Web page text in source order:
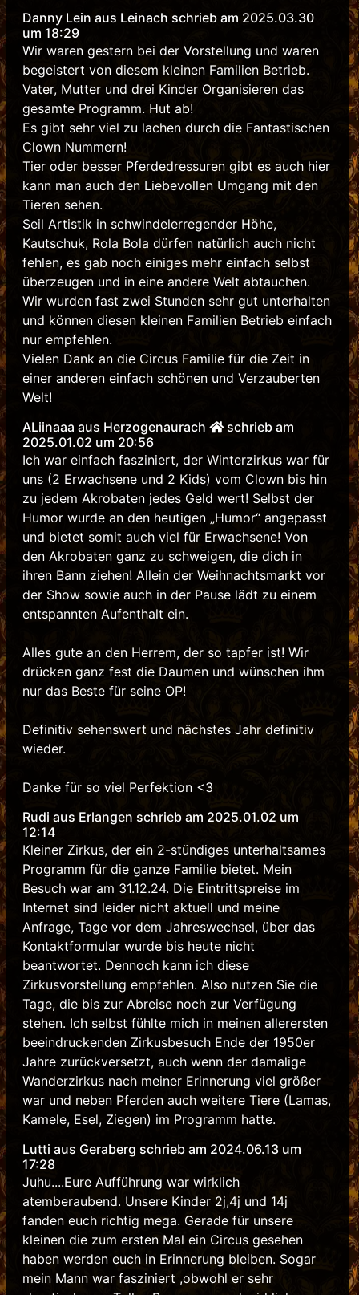
Danny Lein aus Leinach schrieb am 2025.03.30
um 18:29
Wir waren gestern bei der Vorstellung und waren
begeistert von diesem kleinen Familien Betrieb.
Vater, Mutter und drei Kinder Organisieren das
gesamte Programm. Hut ab!
Es gibt sehr viel zu lachen durch die Fantastischen
Clown Nummern!
Tier oder besser Pferdedressuren gibt es auch hier
kann man auch den Liebevollen Umgang mit den
Tieren sehen.
Seil Artistik in schwindelerregender Höhe,
Kautschuk, Rola Bola dürfen natürlich auch nicht
fehlen, es gab noch einiges mehr einfach selbst
überzeugen und in eine andere Welt abtauchen.
Wir wurden fast zwei Stunden sehr gut unterhalten
und können diesen kleinen Familien Betrieb einfach
nur empfehlen.
Vielen Dank an die Circus Familie für die Zeit in
einer anderen einfach schönen und Verzauberten
Welt!
ALiinaaa aus Herzogenaurach
schrieb am
2025.01.02 um 20:56
Ich war einfach fasziniert, der Winterzirkus war für
uns (2 Erwachsene und 2 Kids) vom Clown bis hin
zu jedem Akrobaten jedes Geld wert! Selbst der
Humor wurde an den heutigen „Humor“ angepasst
und bietet somit auch viel für Erwachsene! Von
den Akrobaten ganz zu schweigen, die dich in
ihren Bann ziehen! Allein der Weihnachtsmarkt vor
der Show sowie auch in der Pause lädt zu einem
entspannten Aufenthalt ein.
Alles gute an den Herrem, der so tapfer ist! Wir
drücken ganz fest die Daumen und wünschen ihm
nur das Beste für seine OP!
Definitiv sehenswert und nächstes Jahr definitiv
wieder.
Danke für so viel Perfektion <3
Rudi aus Erlangen schrieb am 2025.01.02 um
12:14
Kleiner Zirkus, der ein 2-stündiges unterhaltsames
Programm für die ganze Familie bietet. Mein
Besuch war am 31.12.24. Die Eintrittspreise im
Internet sind leider nicht aktuell und meine
Anfrage, Tage vor dem Jahreswechsel, über das
Kontaktformular wurde bis heute nicht
beantwortet. Dennoch kann ich diese
Zirkusvorstellung empfehlen. Also nutzen Sie die
Tage, die bis zur Abreise noch zur Verfügung
stehen. Ich selbst fühlte mich in meinen allerersten
beeindruckenden Zirkusbesuch Ende der 1950er
Jahre zurückversetzt, auch wenn der damalige
Wanderzirkus nach meiner Erinnerung viel größer
war und neben Pferden auch weitere Tiere (Lamas,
Kamele, Esel, Ziegen) im Programm hatte.
Lutti aus Geraberg schrieb am 2024.06.13 um
17:28
Juhu....Eure Aufführung war wirklich
atemberaubend. Unsere Kinder 2j,4j und 14j
fanden euch richtig mega. Gerade für unsere
kleinen die zum ersten Mal ein Circus gesehen
haben werden euch in Erinnerung bleiben. Sogar
mein Mann war fasziniert ,obwohl er sehr